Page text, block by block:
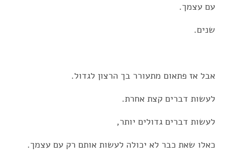
עם עצמך.
שנים.
אבל אז פתאום מתעורר בך הרצון לגדול.
לעשות דברים קצת אחרת.
לעשות דברים גדולים יותר,
כאלו שאת כבר לא יכולה לעשות אותם רק עם עצמך.